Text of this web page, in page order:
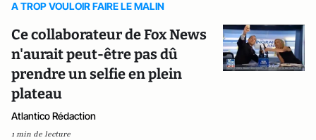
A TROP VOULOIR FAIRE LE MALIN
Ce collaborateur de Fox News
n'aurait peut-être pas dû
prendre un selfie en plein
plateau
Atlantico Rédaction
1 min de lecture